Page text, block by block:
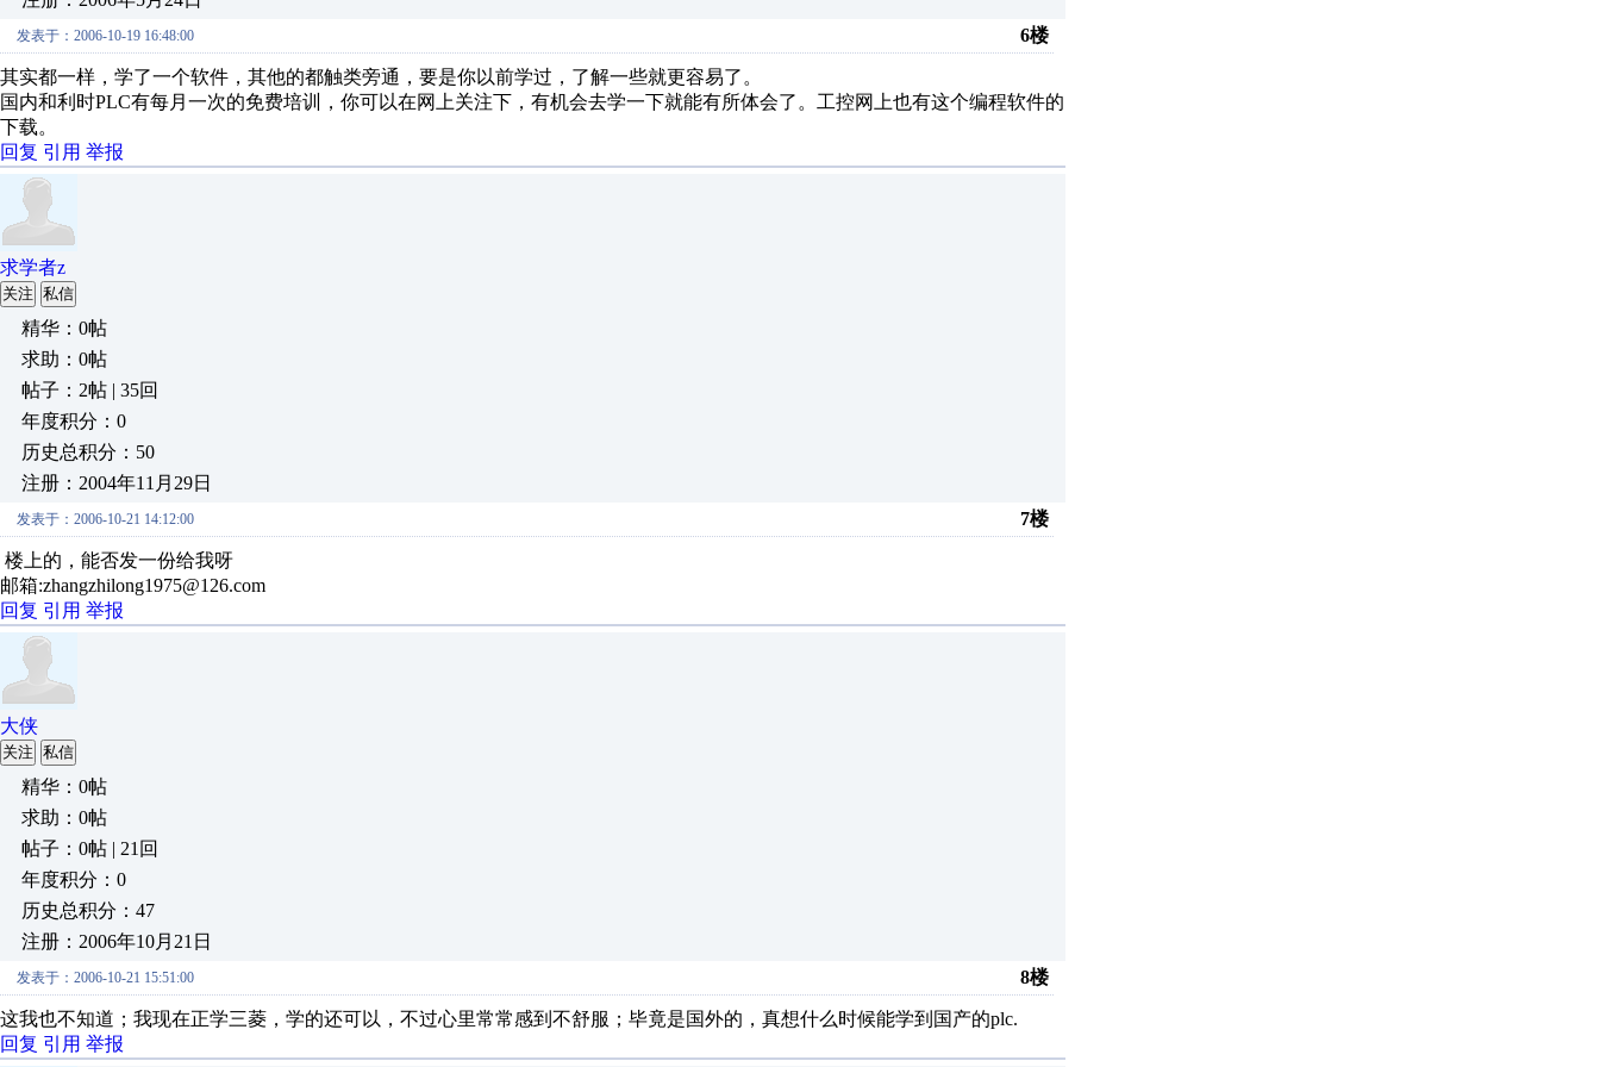
发表于：2006-10-19 16:48:00 6楼
其实都一样，学了一个软件，其他的都触类旁通，要是你以前学过，了解一些就更容易了。
国内和利时PLC有每月一次的免费培训，你可以在网上关注下，有机会去学一下就能有所体会了。工控网上也有这个编程软件的
下载。
回复 引用 举报
求学者z
关注 私信
精华：0帖
求助：0帖
帖子：2帖 | 35回
年度积分：0
历史总积分：50
注册：2004年11月29日
发表于：2006-10-21 14:12:00 7楼
楼上的，能否发一份给我呀
邮箱:zhangzhilong1975@126.com
回复 引用 举报
大侠
关注 私信
精华：0帖
求助：0帖
帖子：0帖 | 21回
年度积分：0
历史总积分：47
注册：2006年10月21日
发表于：2006-10-21 15:51:00 8楼
这我也不知道；我现在正学三菱，学的还可以，不过心里常常感到不舒服；毕竟是国外的，真想什么时候能学到国产的plc.
回复 引用 举报